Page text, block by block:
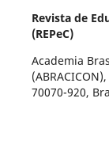
Revista de
(REPeC)
Academia
70070-920,